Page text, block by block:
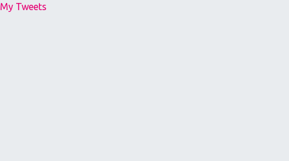
My Tweets